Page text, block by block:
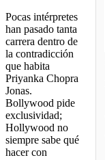
Pocas intérpretes
han pasado tanta
carrera dentro de
la contradicción
que habita
Priyanka Chopra
Jonas.
Bollywood pide
exclusividad;
Hollywood no
siempre sabe qué
hacer con